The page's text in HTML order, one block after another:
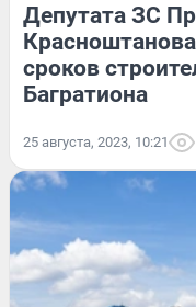
Депутата ЗС
сроков
Багратиона
25 августа, 2023, 10:21